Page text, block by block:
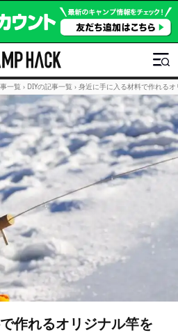
一覧 › DIYの記事一覧 › 身近に手に入る材料で作れるオ
作れるオリジナル竿を